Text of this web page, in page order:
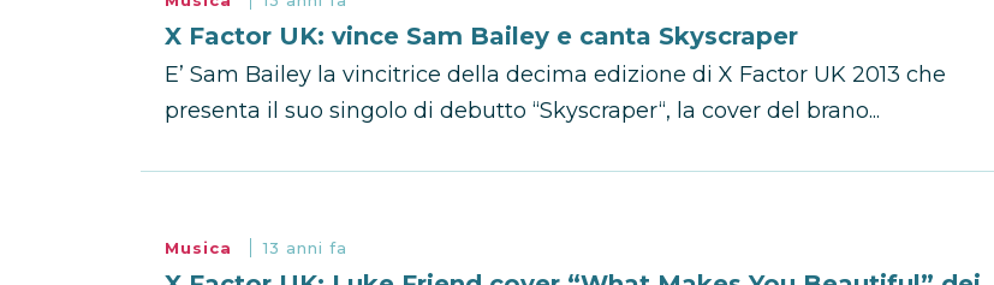
X Factor UK: vince Sam Bailey e canta Skyscraper
E’ Sam Bailey la vincitrice della decima edizione di X Factor UK 2013 che
presenta il suo singolo di debutto “Skyscraper“, la cover del brano...
Musica 13 anni fa